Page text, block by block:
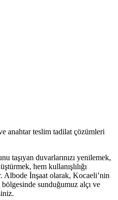
anahtar teslim tadilat çözümleri
taşıyan duvarlarınızı yenilemek,
hem kullanışlılığı
Albode İnşaat olarak, Kocaeli’nin
sunduğumuz alçı ve